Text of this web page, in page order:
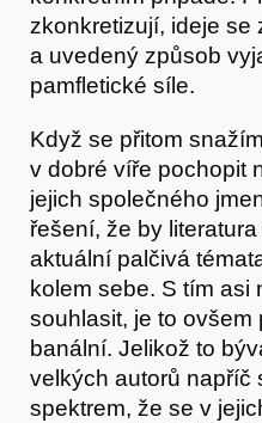
zkonkretizují, ideje
a uvedený způsob
pamfletické síle.
Když se přitom
v dobré víře pochopit
jejich společného
řešení, že by
aktuální palčivá
kolem sebe. S tím asi
souhlasit, je to ovšem
banální. Jelikož to
velkých autorů napříč
spektrem, že se v